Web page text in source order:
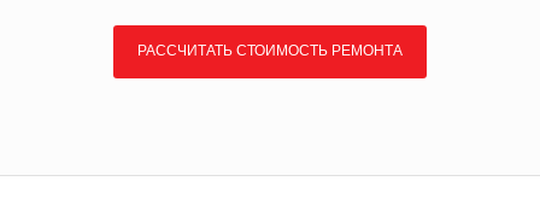
РАССЧИТАТЬ СТОИМОСТЬ РЕМОНТА